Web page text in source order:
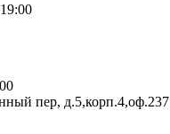
пер, д.5,корп.4,оф.237